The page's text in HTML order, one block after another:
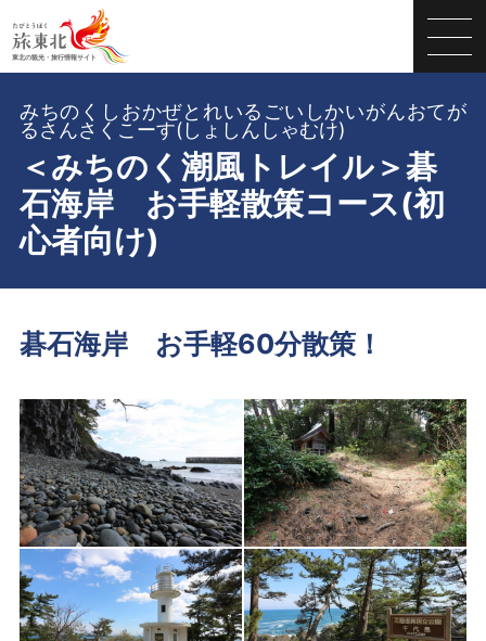
＜みちのく潮風トレイル＞碁
石海岸 お手軽散策コース(初
心者向け)
みちのくしおかぜとれいるごいしかいがんおてが
るさんさくこーす(しょしんしゃむけ)
碁石海岸 お手軽60分散策！